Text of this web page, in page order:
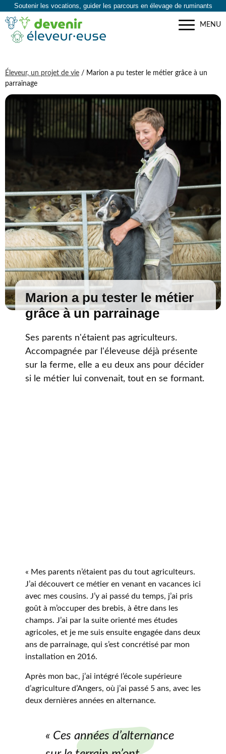
Soutenir les vocations, guider les parcours en élevage de ruminants
MENU
Éleveur, un projet de vie / Marion a pu tester le métier grâce à un
parrainage
Marion a pu tester le métier
grâce à un parrainage
Ses parents n'étaient pas agriculteurs.
Accompagnée par l'éleveuse déjà présente
sur la ferme, elle a eu deux ans pour décider
si le métier lui convenait, tout en se formant.
« Mes parents n’étaient pas du tout agriculteurs.
J’ai découvert ce métier en venant en vacances ici
avec mes cousins. J’y ai passé du temps, j’ai pris
goût à m’occuper des brebis, à être dans les
champs. J’ai par la suite orienté mes études
agricoles, et je me suis ensuite engagée dans deux
ans de parrainage, qui s’est concrétisé par mon
installation en 2016.
Après mon bac, j’ai intégré l’école supérieure
d’agriculture d’Angers, où j’ai passé 5 ans, avec les
deux dernières années en alternance.
« Ces années d’alternance